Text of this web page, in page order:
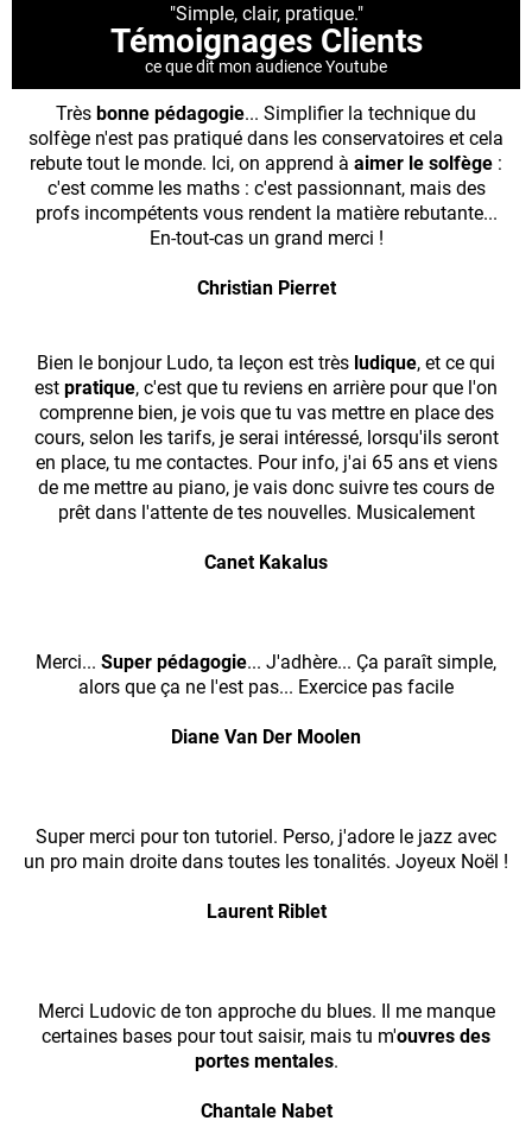
"Simple, clair, pratique."
Témoignages Clients
ce que dit mon audience Youtube
Très bonne pédagogie... Simplifier la technique du
solfège n'est pas pratiqué dans les conservatoires et cela
rebute tout le monde. Ici, on apprend à aimer le solfège :
c'est comme les maths : c'est passionnant, mais des
profs incompétents vous rendent la matière rebutante...
En-tout-cas un grand merci !
Christian Pierret
Bien le bonjour Ludo, ta leçon est très ludique, et ce qui
est pratique, c'est que tu reviens en arrière pour que l'on
comprenne bien, je vois que tu vas mettre en place des
cours, selon les tarifs, je serai intéressé, lorsqu'ils seront
en place, tu me contactes. Pour info, j'ai 65 ans et viens
de me mettre au piano, je vais donc suivre tes cours de
prêt dans l'attente de tes nouvelles. Musicalement
Canet Kakalus
Merci... Super pédagogie... J'adhère... Ça paraît simple,
alors que ça ne l'est pas... Exercice pas facile
Diane Van Der Moolen
Super merci pour ton tutoriel. Perso, j'adore le jazz avec
un pro main droite dans toutes les tonalités. Joyeux Noël !
Laurent Riblet
Merci Ludovic de ton approche du blues. Il me manque
certaines bases pour tout saisir, mais tu m'ouvres des
portes mentales.
Chantale Nabet